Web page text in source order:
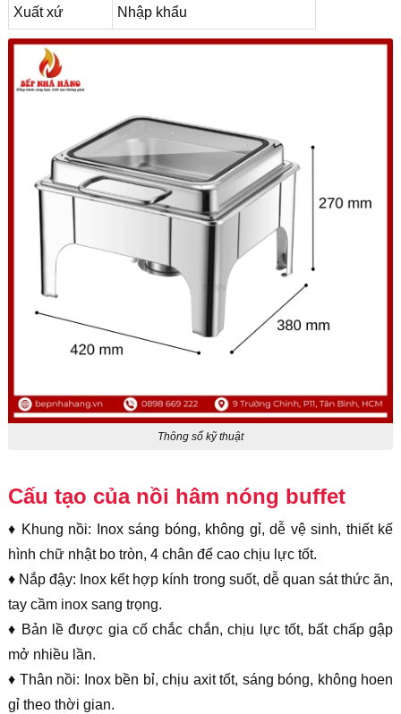
Xuất xứ Nhập khẩu
Thông số kỹ thuật
Cấu tạo của nồi hâm nóng buffet
♦ Khung nồi: Inox sáng bóng, không gỉ, dễ vệ sinh, thiết kế
hình chữ nhật bo tròn, 4 chân đế cao chịu lực tốt.
♦ Nắp đậy: Inox kết hợp kính trong suốt, dễ quan sát thức ăn,
tay cầm inox sang trọng.
♦ Bản lề được gia cố chắc chắn, chịu lực tốt, bất chấp gập
mở nhiều lần.
♦ Thân nồi: Inox bền bỉ, chịu axit tốt, sáng bóng, không hoen
gỉ theo thời gian.